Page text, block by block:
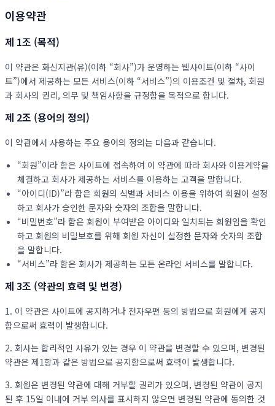
이용약관
제 1조 (목적)
이 약관은 화신지관(유)(이하 “회사”)가 운영하는 웹사이트(이하 “사이
트”)에서 제공하는 모든 서비스(이하 “서비스”)의 이용조건 및 절차, 회원
과 회사의 권리, 의무 및 책임사항을 규정함을 목적으로 합니다.
제 2조 (용어의 정의)
이 약관에서 사용하는 주요 용어의 정의는 다음과 같습니다.
“회원”이라 함은 사이트에 접속하여 이 약관에 따라 회사와 이용계약을
체결하고 회사가 제공하는 서비스를 이용하는 고객을 말합니다.
“아이디(ID)”라 함은 회원의 식별과 서비스 이용을 위하여 회원이 설정
하고 회사가 승인한 문자와 숫자의 조합을 말합니다.
“비밀번호”라 함은 회원이 부여받은 아이디와 일치되는 회원임을 확인
하고 회원의 비밀보호를 위해 회원 자신이 설정한 문자와 숫자의 조합
을 말합니다.
“서비스”라 함은 회사가 제공하는 모든 온라인 서비스를 말합니다.
제 3조 (약관의 효력 및 변경)
1. 이 약관은 사이트에 공지하거나 전자우편 등의 방법으로 회원에게 공지
함으로써 효력이 발생합니다.
2. 회사는 합리적인 사유가 있는 경우 이 약관을 변경할 수 있으며, 변경된
약관은 제1항과 같은 방법으로 공지함으로써 효력이 발생합니다.
3. 회원은 변경된 약관에 대해 거부할 권리가 있으며, 변경된 약관이 공지
된 후 15일 이내에 거부 의사를 표시하지 않으면 변경된 약관에 동의한 것